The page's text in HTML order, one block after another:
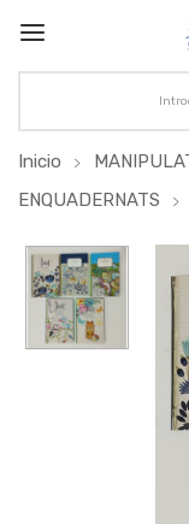
Inicio
ENQUADERNATS